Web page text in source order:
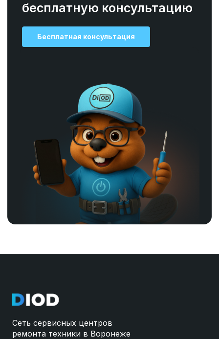
бесплатную консультацию
Бесплатная консультация
Сеть сервисных центров
ремонта техники в Воронеже